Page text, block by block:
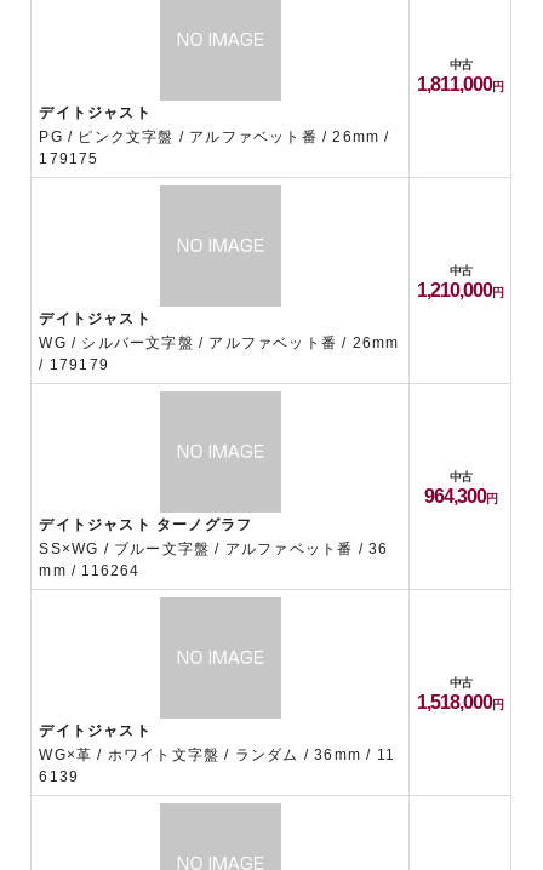
デイトジャスト
PG / ピンク文字盤 / アルファベット番 / 26mm /
179175
中古
1,811,000
デイトジャスト
WG / シルバー文字盤 / アルファベット番 / 26mm
/ 179179
中古
1,210,000
デイトジャスト ターノグラフ
SS×WG / ブルー文字盤 / アルファベット番 / 36
mm / 116264
中古
964,300
デイトジャスト
WG×革 / ホワイト文字盤 / ランダム / 36mm / 11
6139
中古
1,518,000